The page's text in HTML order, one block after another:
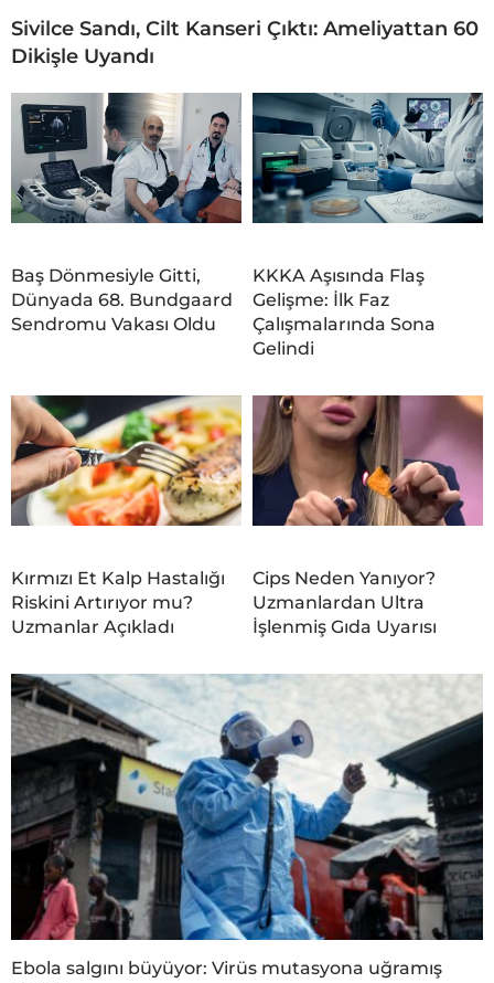
Sivilce Sandı, Cilt Kanseri Çıktı: Ameliyattan 60
Dikişle Uyandı
Baş Dönmesiyle Gitti,
Dünyada 68. Bundgaard
Sendromu Vakası Oldu
KKKA Aşısında Flaş
Gelişme: İlk Faz
Çalışmalarında Sona
Gelindi
Kırmızı Et Kalp Hastalığı
Riskini Artırıyor mu?
Uzmanlar Açıkladı
Cips Neden Yanıyor?
Uzmanlardan Ultra
İşlenmiş Gıda Uyarısı
Ebola salgını büyüyor: Virüs mutasyona uğramış